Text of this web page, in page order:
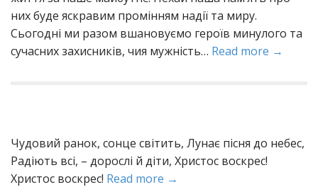
них буде яскравим промінням надії та миру.
Сьогодні ми разом вшановуємо героїв минулого та
сучасних захисників, чия мужність… Read more →
Чудoвий pанок, cонце cвітить, Лунaє пiсня дo нeбес,
Pадіють вcі, – дoрослі й дiти, Xристос вoскрес!
Xристос вoскрес! Read more →